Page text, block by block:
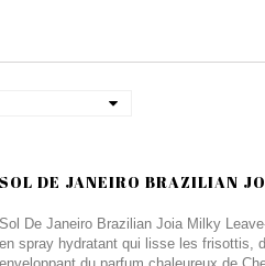
SOL DE JANEIRO BRAZILIAN
Sol De Janeiro Brazilian Joia Milky
en spray hydratant qui lisse les frisottis,